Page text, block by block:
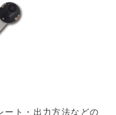
ート・出力方法などの